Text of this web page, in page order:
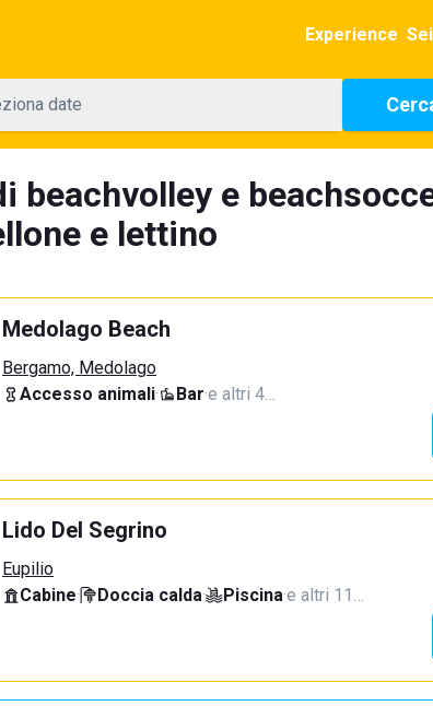
Experience
date
beachvolley e
e lettino
Medolago Beach
Bergamo, Medolago
Accesso animali· Bar·e altri 4…
Lido Del Segrino
Eupilio
Cabine· Doccia calda· Piscina·e altri 11…